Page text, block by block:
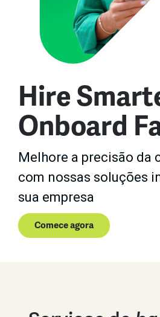
Hire
Onboard
Melhore a precisão da
com nossas soluções
sua empresa
Comece agora